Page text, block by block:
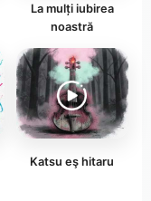
La mulți iubirea
noastră
Katsu eş hitaru